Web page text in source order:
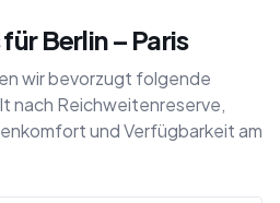
Berlin – Paris
wir bevorzugt folgende
nach Reichweitenreserve,
und Verfügbarkeit am